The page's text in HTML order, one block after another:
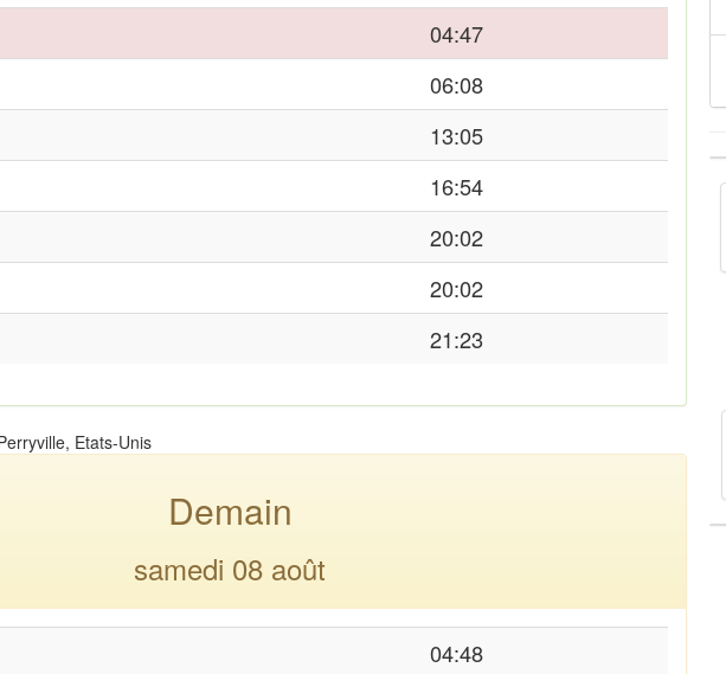
04:47
06:08
13:05
16:54
20:02
20:02
21:23
Etats-Unis
Demain
samedi 08 août
04:48